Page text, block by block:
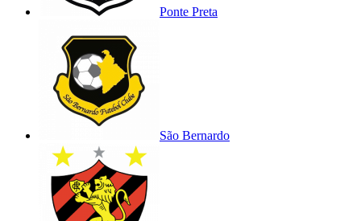
Ponte Preta
São Bernardo